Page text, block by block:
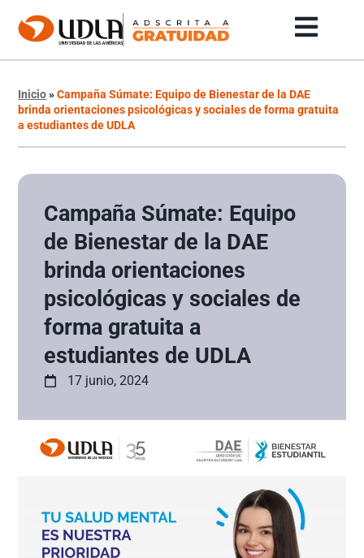
Inicio»Campaña Súmate: Equipo de Bienestar de la DAE
brinda orientaciones psicológicas y sociales de forma gratuita
a estudiantes de UDLA
Campaña Súmate: Equipo
de Bienestar de la DAE
brinda orientaciones
psicológicas y sociales de
forma gratuita a
estudiantes de UDLA
17 junio, 2024